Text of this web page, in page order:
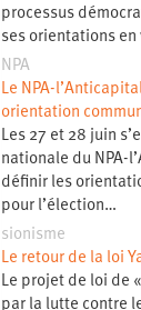
processus
ses orientations en
NPA
Le NPA-
orientation
Les 27 et 28 juin
nationale du NPA-
définir les
pour l’élection…
sionisme
Le retour de la loi
Le projet de loi de
par la lutte contre